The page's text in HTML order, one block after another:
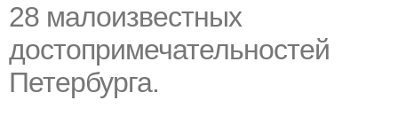
28 малоизвестных
достопримечательностей
Петербурга.